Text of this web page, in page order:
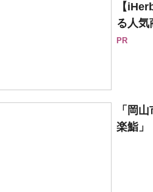
【
る人気
PR
「岡
楽鮨」